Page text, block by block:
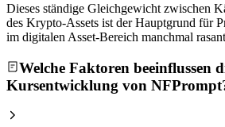
Dieses ständige Gleichgewicht zwischen
des Krypto-Assets ist der Hauptgrund für
im digitalen Asset-Bereich manchmal
Welche Faktoren beeinflussen
Kursentwicklung von